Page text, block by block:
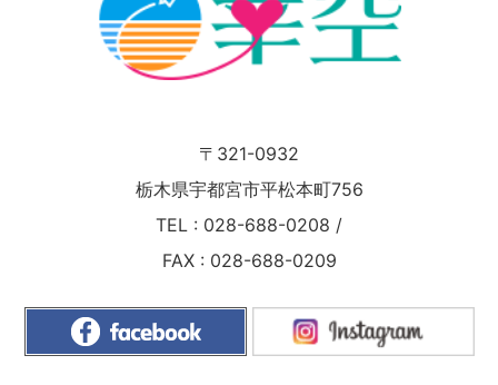
〒321-0932
栃木県宇都宮市平松本町756
TEL : 028-688-0208 /
FAX : 028-688-0209